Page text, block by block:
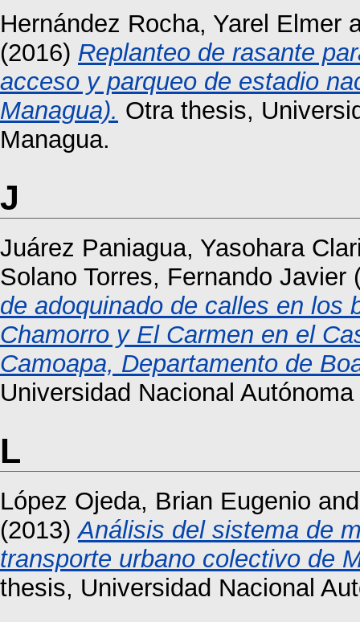
Hernández Rocha, Yarel Elmer
(2016) Replanteo de rasante
acceso y parqueo de estadio
Managua). Otra thesis,
Managua.
J
Juárez Paniagua, Yasohara
Solano Torres, Fernando Javier
de adoquinado de calles en los
Chamorro y El Carmen en el
Camoapa, Departamento de
Universidad Nacional
L
López Ojeda, Brian Eugenio
(2013)Análisis del sistema de
transporte urbano colectivo de
thesis, Universidad Nacional